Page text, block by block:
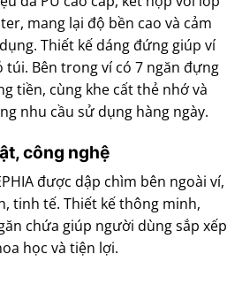
mang lại độ bền cao và cảm
Thiết kế dáng đứng giúp ví
túi. Bên trong ví có 7 ngăn đựng
tiền, cùng khe cất thẻ nhớ và
nhu cầu sử dụng hàng ngày.
công nghệ
được dập chìm bên ngoài ví,
tinh tế. Thiết kế thông minh,
chứa giúp người dùng sắp xếp
học và tiện lợi.